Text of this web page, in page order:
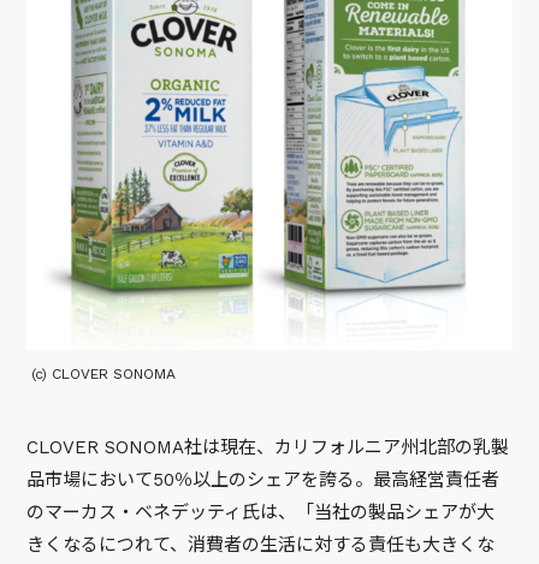
(c) CLOVER SONOMA
CLOVER SONOMA社は現在、カリフォルニア州北部の乳製
品市場において50％以上のシェアを誇る。最高経営責任者
のマーカス・ベネデッティ氏は、「当社の製品シェアが大
きくなるにつれて、消費者の生活に対する責任も大きくな